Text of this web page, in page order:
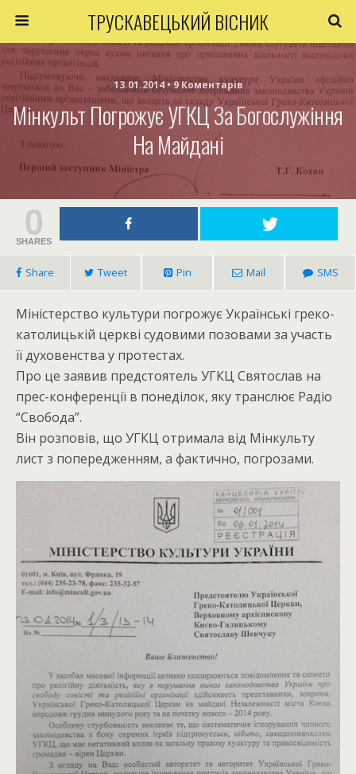
ТРУСКАВЕЦЬКИЙ ВІСНИК
13.01.2014 • 9 Коментарів
Мінкульт Погрожує УГКЦ За Богослужіння
На Майдані
0
SHARES
Share Tweet Pin Mail SMS
Міністерство культури погрожує Українські греко-
католицькій церкві судовими позовами за участь
її духовенства у протестах.
Про це заявив предстоятель УГКЦ Святослав на
прес-конференції в понеділок, яку транслює Радіо
“Свобода”.
Він розповів, що УГКЦ отримала від Мінкульту
лист з попередженням, а фактично, погрозами.